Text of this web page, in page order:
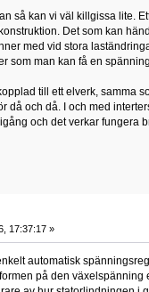
så kan vi väl killgissa lite.
Det som kan
med vid stora
som man kan få en
till ett elverk, samma
då och då. I och med
och det verkar fungera
17:37:17 »
automatisk
på den växelspänning